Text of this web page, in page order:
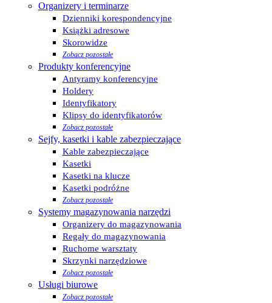
Organizery i terminarze
Dzienniki korespondencyjne
Książki adresowe
Skorowidze
Zobacz pozostałe
Produkty konferencyjne
Antyramy konferencyjne
Holdery
Identyfikatory
Klipsy do identyfikatorów
Zobacz pozostałe
Sejfy, kasetki i kable zabezpieczające
Kable zabezpieczające
Kasetki
Kasetki na klucze
Kasetki podróżne
Zobacz pozostałe
Systemy magazynowania narzędzi
Organizery do magazynowania
Regały do magazynowania
Ruchome warsztaty
Skrzynki narzędziowe
Zobacz pozostałe
Usługi biurowe
Zobacz pozostałe